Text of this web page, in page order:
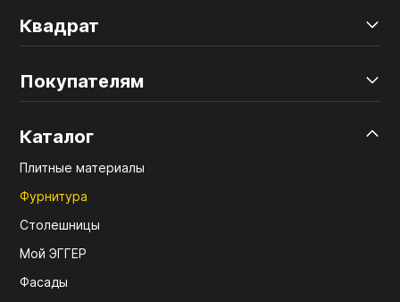
Квадрат
Покупателям
Каталог
Плитные материалы
Фурнитура
Столешницы
Мой ЭГГЕР
Фасады